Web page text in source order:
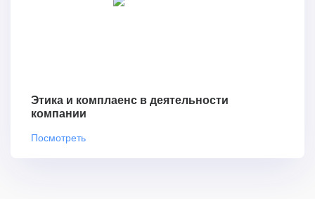
Этика и комплаенс в деятельности
компании
Посмотреть